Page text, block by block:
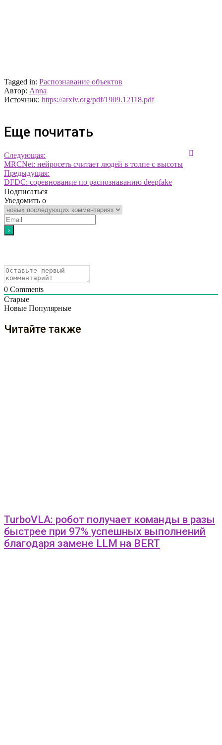
Tagged in: Распознавание объектов
Автор: Anna
Источник: https://arxiv.org/pdf/1909.12118.pdf
Еще почитать
Следующая:
MRCNet: нейросеть считает людей в толпе с высоты
Предыдущая:
DFDC: соревнование по распознаванию deepfake
Подписаться
Уведомить о
0 Comments
Старые
Новые Популярные
Читайте также
TurboVLA: робот получает команды в разы
быстрее при 97% успешных выполнений
благодаря замене LLM на BERT